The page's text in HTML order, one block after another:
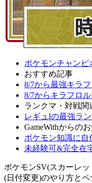
ポケモンチャンピ
おすすめ記事
8/7から最強キラ
8/7からキラフロ
ランクマ・対戦関
レギュIの最強ラ
GameWithからの
ポケモン知識に自
未経験可&完全在
ポケモンSV(スカーレ
(日付変更)のやり方とペ